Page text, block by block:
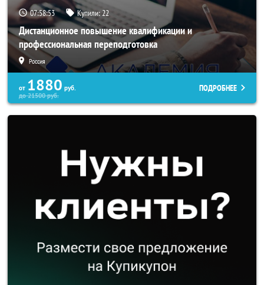
07:58:50 Купили:22
Дистанционное повышение квалификации и
профессиональная переподготовка
Россия
от 1880 руб.
до21500руб.
ПОДРОБНЕЕ